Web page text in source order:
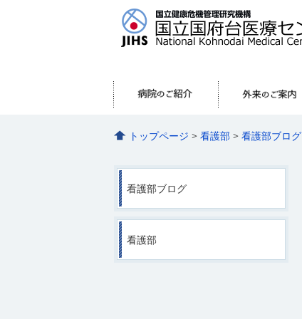
トップページ >看護部 >看護部ブログ
看護部ブログ
看護部